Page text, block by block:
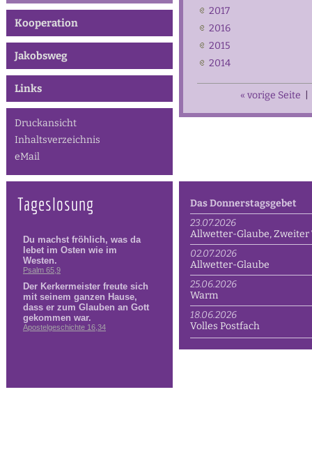
Kooperation
Jakobsweg
Links
Druckansicht
Inhaltsverzeichnis
eMail
2017
2016
2015
2014
« vorige Seite
Tageslosung
Das Donnerstagsgebet
23.07.2026
Allwetter-Glaube, Zweiter
02.07.2026
Allwetter-Glaube
25.06.2026
Warm
18.06.2026
Volles Postfach